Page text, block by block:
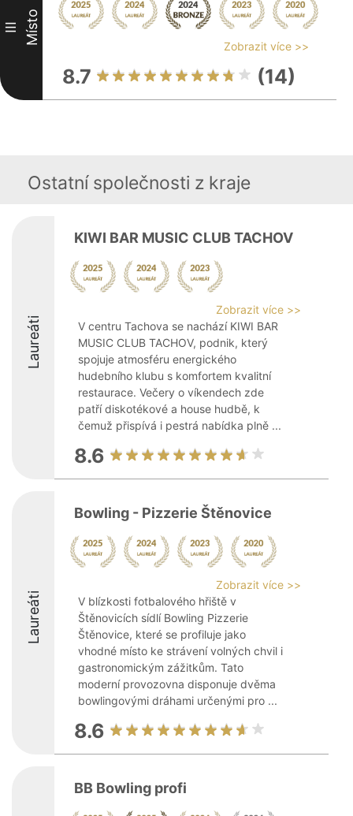
III Místo
Zobrazit více >>
8.7 (14)
Ostatní společnosti z kraje
Laureáti
KIWI BAR MUSIC CLUB TACHOV
Zobrazit více >>
V centru Tachova se nachází KIWI BAR
MUSIC CLUB TACHOV, podnik, který
spojuje atmosféru energického
hudebního klubu s komfortem kvalitní
restaurace. Večery o víkendech zde
patří diskotékové a house hudbě, k
čemuž přispívá i pestrá nabídka plně ...
8.6
Laureáti
Bowling - Pizzerie Štěnovice
Zobrazit více >>
V blízkosti fotbalového hřiště v
Štěnovicích sídlí Bowling Pizzerie
Štěnovice, které se profiluje jako
vhodné místo ke strávení volných chvil i
gastronomickým zážitkům. Tato
moderní provozovna disponuje dvěma
bowlingovými dráhami určenými pro ...
8.6
BB Bowling profi